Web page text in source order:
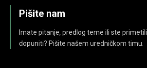
Pišite nam
Imate pitanje, predlog teme ili ste
dopuniti? Pišite našem uredničkom timu.